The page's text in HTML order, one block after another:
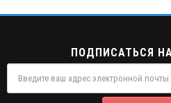
ПОДПИСАТЬСЯ